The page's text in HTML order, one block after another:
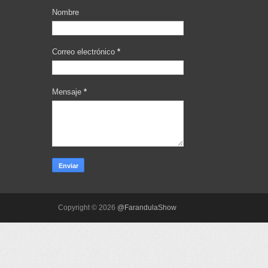
Nombre
Correo electrónico *
Mensaje *
Copyright © 2026 @FarandulaShow